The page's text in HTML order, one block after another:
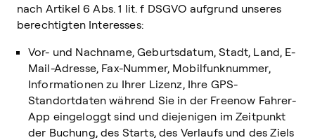
nach Artikel 6 Abs. 1 lit. f DSGVO aufgrund unseres
berechtigten Interesses:
Vor- und Nachname, Geburtsdatum, Stadt, Land, E-
Mail-Adresse, Fax-Nummer, Mobilfunknummer,
Informationen zu Ihrer Lizenz, Ihre GPS-
Standortdaten während Sie in der Freenow Fahrer-
App eingeloggt sind und diejenigen im Zeitpunkt
der Buchung, des Starts, des Verlaufs und des Ziels